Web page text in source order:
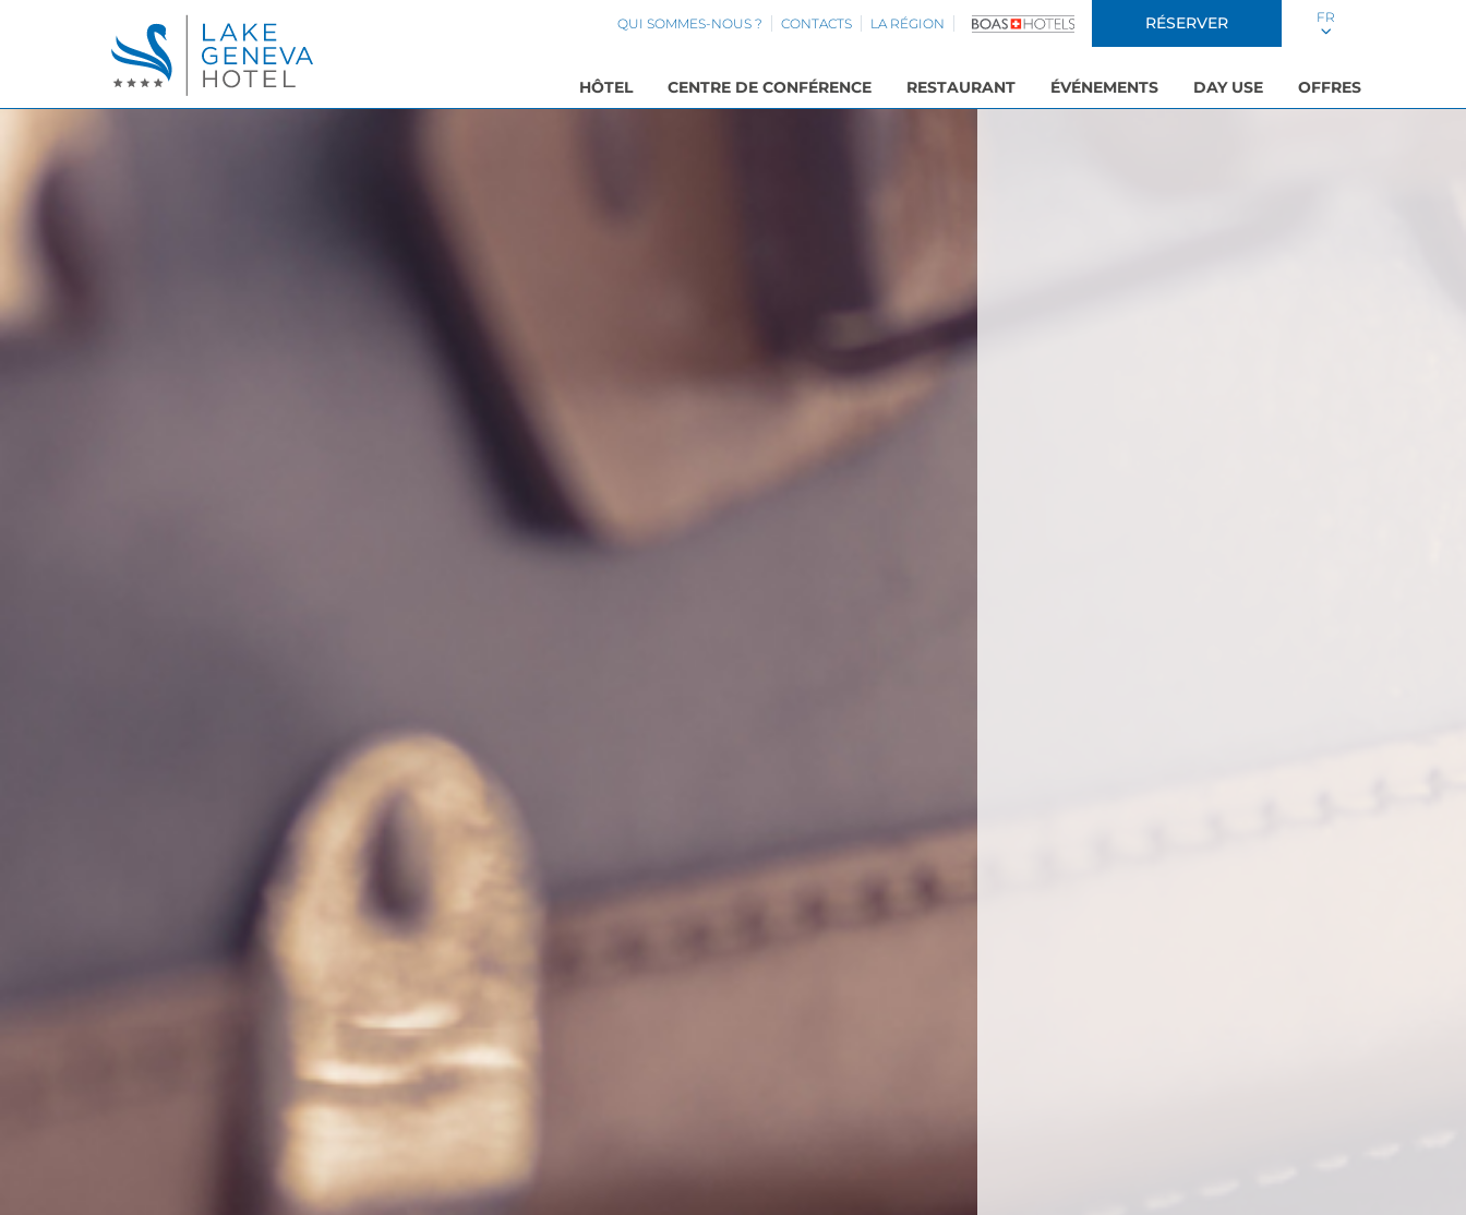
QUI SOMMES-NOUS ? CONTACTS LA RÉGION RÉSERVER FR
HÔTEL CENTRE DE CONFÉRENCE RESTAURANT ÉVÉNEMENTS DAY USE OFFRES